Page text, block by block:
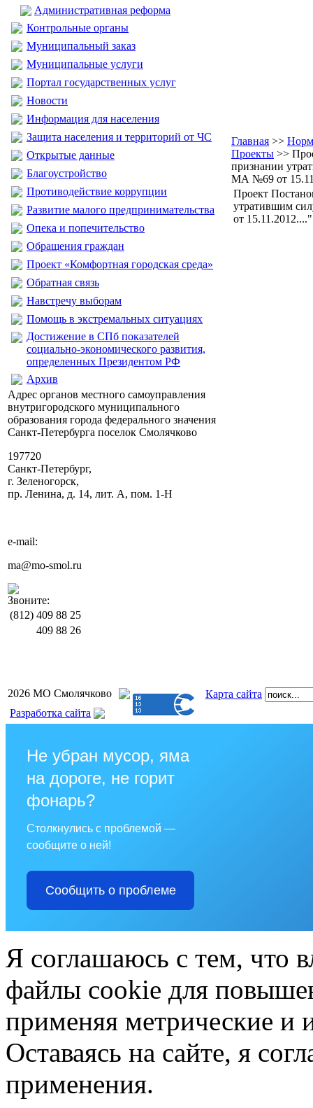
Административная реформа
Контрольные органы
Муниципальный заказ
Муниципальные услуги
Портал государственных услуг
Новости
Информация для населения
Защита населения и территорий от ЧС
Открытые данные
Благоустройство
Противодействие коррупции
Развитие малого предпринимательства
Опека и попечительство
Обращения граждан
Проект «Комфортная городская среда»
Обратная связь
Навстречу выборам
Помощь в экстремальных ситуациях
Достижение в СПб показателей
социально-экономического развития,
определенных Президентом РФ
Архив
Адрес органов местного самоуправления
внутригородского муниципального
образования города федерального значения
Санкт-Петербурга поселок Смолячково
197720
Санкт-Петербург,
г. Зеленогорск,
пр. Ленина, д. 14, лит. А, пом. 1-Н
e-mail:
ma@mo-smol.ru
Звоните:
(812) 409 88 25
409 88 26
Главная >>
Проекты >>
признании
МА №69 от
Проект
утратившим
от 15.11.2012...."
2026 МО Смолячково
Карта сайта
Разработка сайта
Не убран мусор, яма
на дороге, не горит
фонарь?
Столкнулись с проблемой —
сообщите о ней!
Сообщить о проблеме
Я соглашаюсь с тем, что
файлы cookie для
применяя метрические и
Оставаясь на сайте, я
применения.